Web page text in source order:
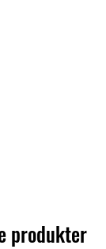
produkter